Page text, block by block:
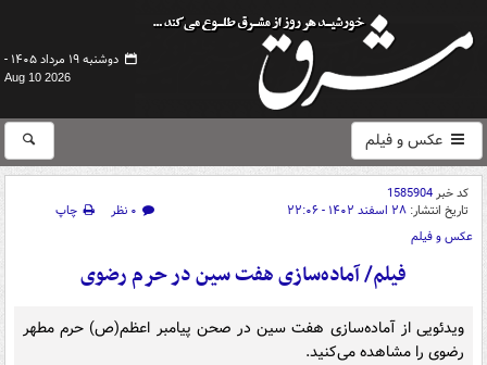
دوشنبه ۱۹ مرداد ۱۴۰۵ -
Aug 10 2026
عکس و فیلم
کد خبر1585904
تاریخ انتشار: ۲۸ اسفند ۱۴۰۲ - ۲۲:۰۶ ۰ نظر
چاپ
عکس و فیلم
فیلم/ آماده‌سازی هفت سین در حرم رضوی
ویدئویی از آماده‌سازی هفت سین در صحن پیامبر اعظم(ص) حرم مطهر
رضوی را مشاهده می‌کنید.